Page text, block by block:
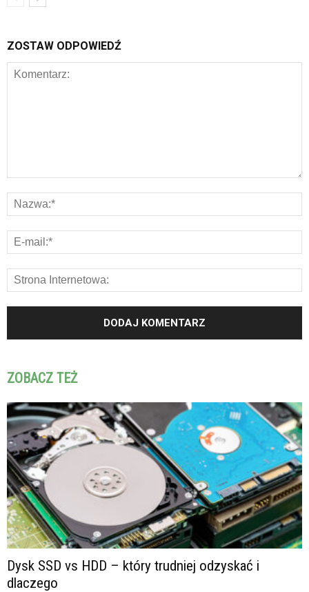
ZOSTAW ODPOWIEDŹ
ZOBACZ TEŻ
Dysk SSD vs HDD – który trudniej odzyskać i
dlaczego